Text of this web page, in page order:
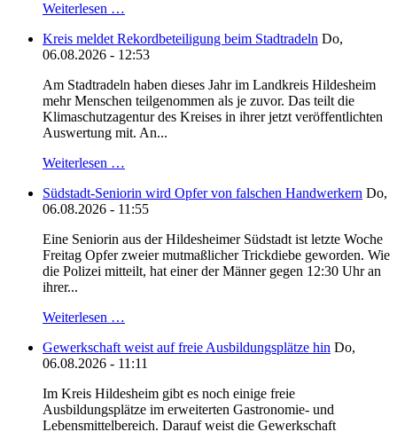
Weiterlesen …
Kreis meldet Rekordbeteiligung beim Stadtradeln Do,
06.08.2026 - 12:53
Am Stadtradeln haben dieses Jahr im Landkreis Hildesheim
mehr Menschen teilgenommen als je zuvor. Das teilt die
Klimaschutzagentur des Kreises in ihrer jetzt veröffentlichten
Auswertung mit. An...
Weiterlesen …
Südstadt-Seniorin wird Opfer von falschen Handwerkern Do,
06.08.2026 - 11:55
Eine Seniorin aus der Hildesheimer Südstadt ist letzte Woche
Freitag Opfer zweier mutmaßlicher Trickdiebe geworden. Wie
die Polizei mitteilt, hat einer der Männer gegen 12:30 Uhr an
ihrer...
Weiterlesen …
Gewerkschaft weist auf freie Ausbildungsplätze hin Do,
06.08.2026 - 11:11
Im Kreis Hildesheim gibt es noch einige freie
Ausbildungsplätze im erweiterten Gastronomie- und
Lebensmittelbereich. Darauf weist die Gewerkschaft